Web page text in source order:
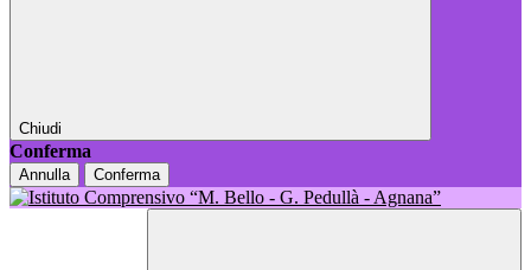
Chiudi
Conferma
Annulla Conferma